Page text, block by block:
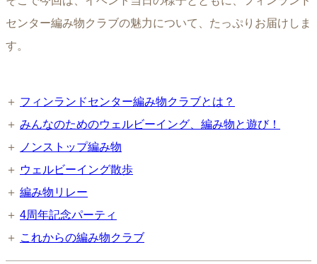
センター編み物クラブの魅力について、たっぷりお届けしま
す。
＋ フィンランドセンター編み物クラブとは？
＋ みんなのためのウェルビーイング、編み物と遊び！
＋
ノンストップ編み物
＋ ウェルビーイング散歩
＋ 編み物リレー
＋ 4周年記念パーティ
＋ これからの編み物クラブ